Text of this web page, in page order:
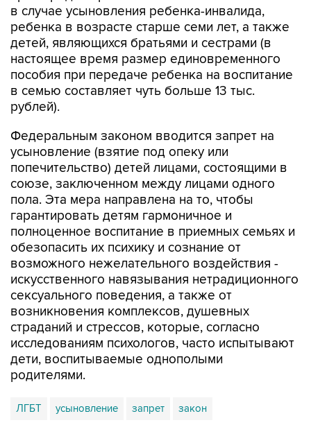
детей, являющихся братьями и сестрами (в
настоящее время размер единовременного
пособия при передаче ребенка на воспитание
в семью составляет чуть больше 13 тыс.
рублей).
Федеральным законом вводится запрет на
попечительство) детей лицами, состоящими в
союзе, заключенном между лицами одного
пола. Эта мера направлена на то, чтобы
гарантировать детям гармоничное и
полноценное воспитание в приемных семьях и
обезопасить их психику и сознание от
возможного нежелательного воздействия -
искусственного навязывания нетрадиционного
сексуального поведения, а также от
возникновения комплексов, душевных
страданий и стрессов, которые, согласно
исследованиям психологов, часто испытывают
дети, воспитываемые однополыми
родителями.
ЛГБТ усыновление